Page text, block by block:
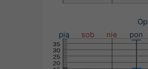
pią
sob nie pon